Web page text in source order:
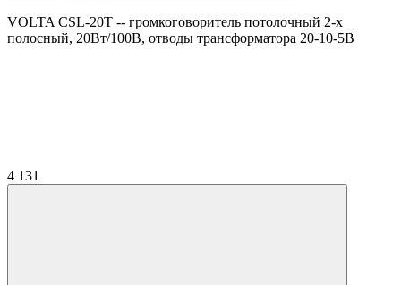
VOLTA CSL-20T -- громкоговоритель потолочный 2-х
полосный, 20Вт/100В, отводы трансформатора 20-10-5В
4 131